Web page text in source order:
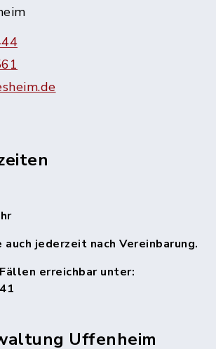
auch jederzeit nach Vereinbarung.
erreichbar unter:
Uffenheim